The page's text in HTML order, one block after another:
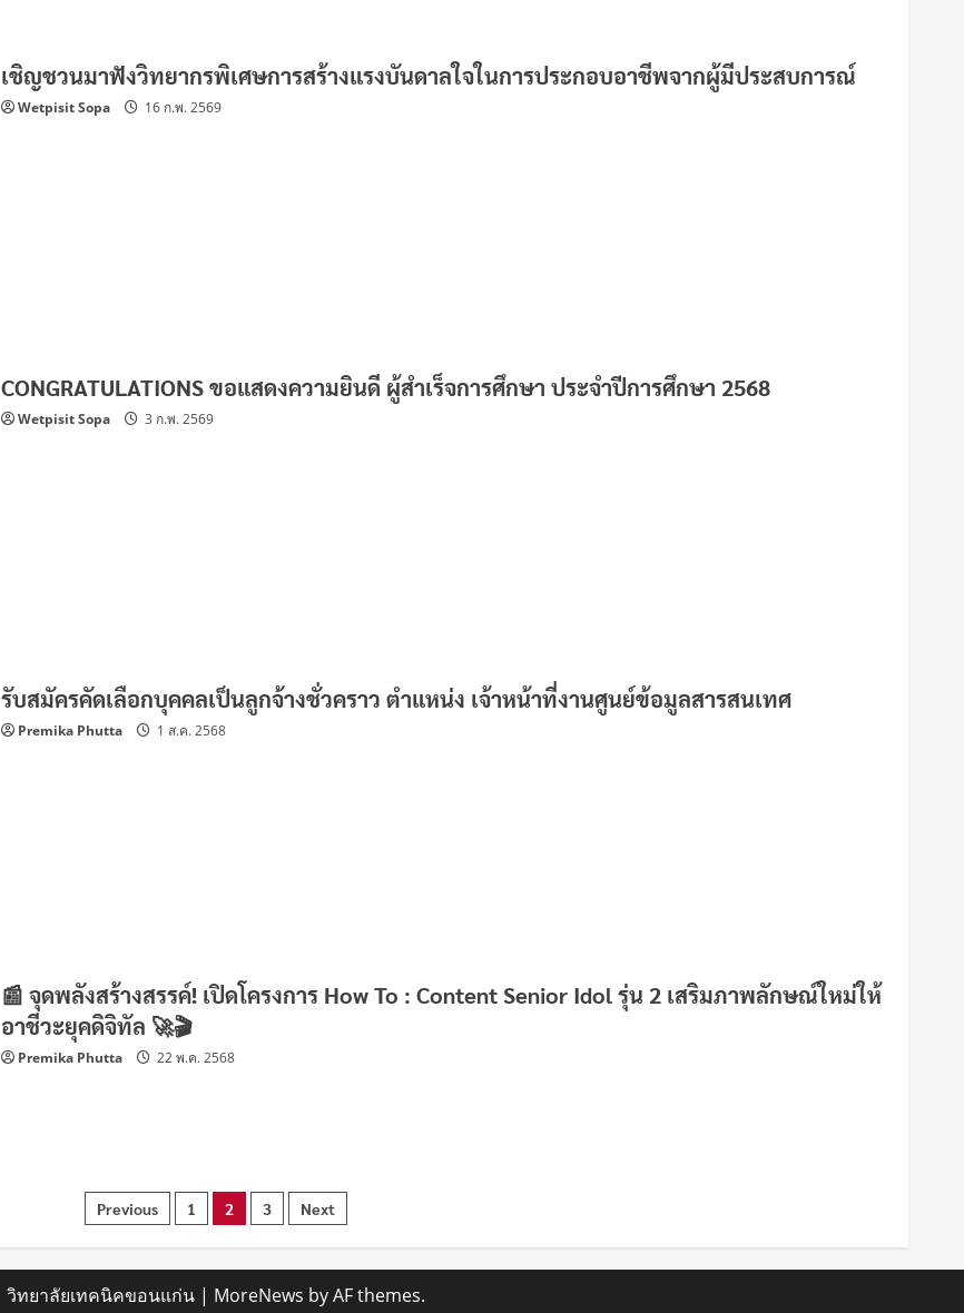
เชิญชวนมาฟังวิทยากรพิเศษการสร้างแรงบันดาลใจในการประกอบอาชีพจากผู้มีประสบการณ์
Wetpisit Sopa 16 ก.พ. 2569
CONGRATULATIONS ขอแสดงความยินดี ผู้สำเร็จการศึกษา ประจำปีการศึกษา 2568
Wetpisit Sopa 3 ก.พ. 2569
รับสมัครคัดเลือกบุคคลเป็นลูกจ้างชั่วคราว ตำแหน่ง เจ้าหน้าที่งานศูนย์ข้อมูลสารสนเทศ
Premika Phutta 1 ส.ค. 2568
📰 จุดพลังสร้างสรรค์! เปิดโครงการ How To : Content Senior Idol รุ่น 2 เสริมภาพลักษณ์ใหม่ให้
อาชีวะยุคดิจิทัล 🚀🎬
Premika Phutta 22 พ.ค. 2568
แนะแนว
เรื่อง
Previous 1 2 3 Next
วิทยาลัยเทคนิคขอนแก่น | MoreNews by AF themes.